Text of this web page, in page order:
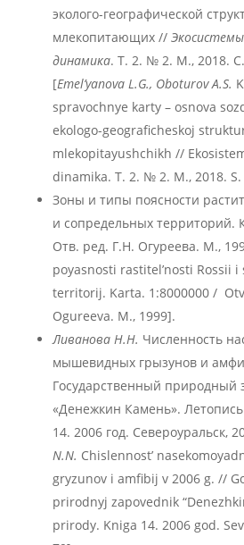
эколого-географической
млекопитающих //
динамика. Т. 2. № 2. М., 2018.
[Emel’yanova L.G., Oboturov A.S.
spravochnye karty – osnova
ekologo-geograficheskoj
mlekopitayushchikh //
dinamika. T. 2. № 2. M., 2018. S.
Зоны и типы поясности
и сопредельных территорий.
Отв. ред. Г.Н. Огуреева. М.,
poyasnosti rastitel’nosti Rossii i
territorij. Karta. 1:8000000 /
Ogureeva. M., 1999].
Ливанова Н.Н. Численность
мышевидных грызунов и
Государственный природный
«Денежкин Камень».
14. 2006 год. Североуральск,
N.N. Chislennost’
gryzunov i amfibij v 2006 g. //
prirodnyj zapovednik
prirody. Kniga 14. 2006 god.